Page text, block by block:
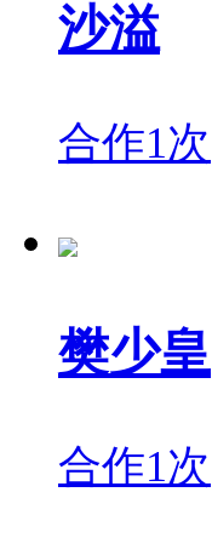
沙溢
合作1次
樊少皇
合作1次